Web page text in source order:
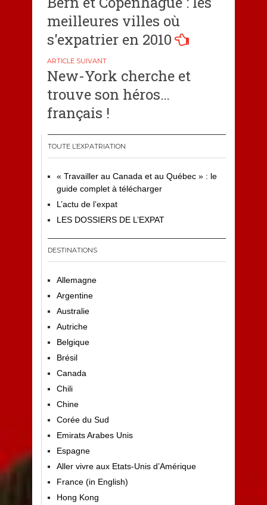
de
l’article
meilleures villes où
s'expatrier en 2010
New-York cherche et
trouve son héros…
français !
TOUTE L’EXPATRIATION
« Travailler au Canada et au Québec » : le
guide complet à télécharger
L’actu de l’expat
LES DOSSIERS DE L’EXPAT
DESTINATIONS
Allemagne
Argentine
Australie
Autriche
Belgique
Brésil
Canada
Chili
Chine
Corée du Sud
Emirats Arabes Unis
Espagne
Aller vivre aux Etats-Unis d’Amérique
France (in English)
Hong Kong